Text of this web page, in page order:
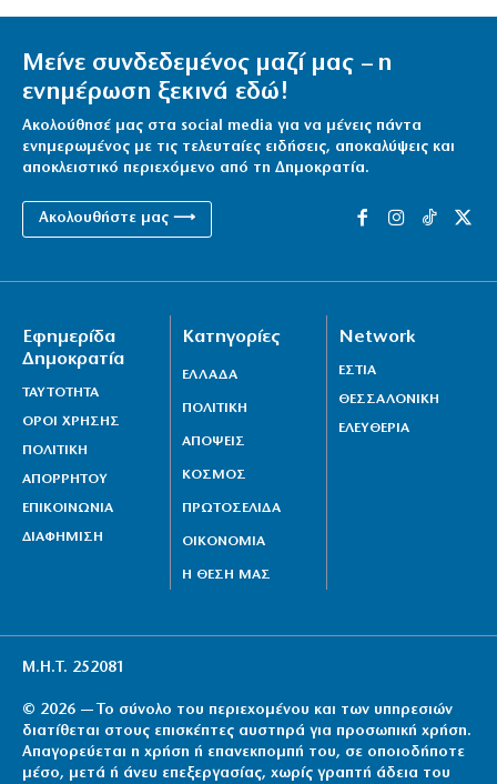
Μείνε συνδεδεμένος μαζί μας – η
ενημέρωση ξεκινά εδώ!
Ακολούθησέ μας στα social media για να μένεις πάντα
ενημερωμένος με τις τελευταίες ειδήσεις, αποκαλύψεις και
αποκλειστικό περιεχόμενο από τη Δημοκρατία.
Ακολουθήστε μας ⟶
Εφημερίδα
Δημοκρατία
ΤΑΥΤΟΤΗΤΑ
ΟΡΟΙ ΧΡΗΣΗΣ
ΠΟΛΙΤΙΚΗ
ΑΠΟΡΡΗΤΟΥ
ΕΠΙΚΟΙΝΩΝΙΑ
ΔΙΑΦΗΜΙΣΗ
Κατηγορίες
ΕΛΛΑΔΑ
ΠΟΛΙΤΙΚΗ
ΑΠΟΨΕΙΣ
ΚΟΣΜΟΣ
ΠΡΩΤΟΣΕΛΙΔΑ
ΟΙΚΟΝΟΜΙΑ
Η ΘΕΣΗ ΜΑΣ
Network
ΕΣΤΙΑ
ΘΕΣΣΑΛΟΝΙΚΗ
ΕΛΕΥΘΕΡΙΑ
Μ.Η.Τ. 252081
© 2026 — Το σύνολο του περιεχομένου και των υπηρεσιών
διατίθεται στους επισκέπτες αυστηρά για προσωπική χρήση.
Απαγορεύεται η χρήση ή επανεκπομπή του, σε οποιοδήποτε
μέσο, μετά ή άνευ επεξεργασίας, χωρίς γραπτή άδεια του